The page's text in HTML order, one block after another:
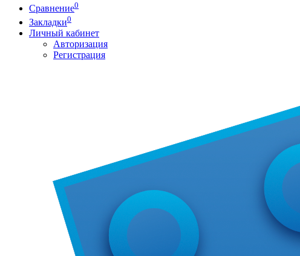
Сравнение0
Закладки0
Личный кабинет
Авторизация
Регистрация